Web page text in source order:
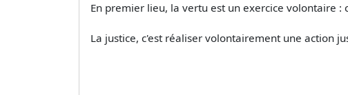
En premier lieu, la vertu est un exercice volontaire
La justice, c'est réaliser volontairement une action